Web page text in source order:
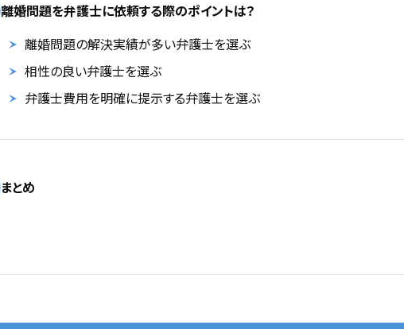
離婚問題を弁護士に依頼する際のポイントは？
離婚問題の解決実績が多い弁護士を選ぶ
相性の良い弁護士を選ぶ
弁護士費用を明確に提示する弁護士を選ぶ
まとめ